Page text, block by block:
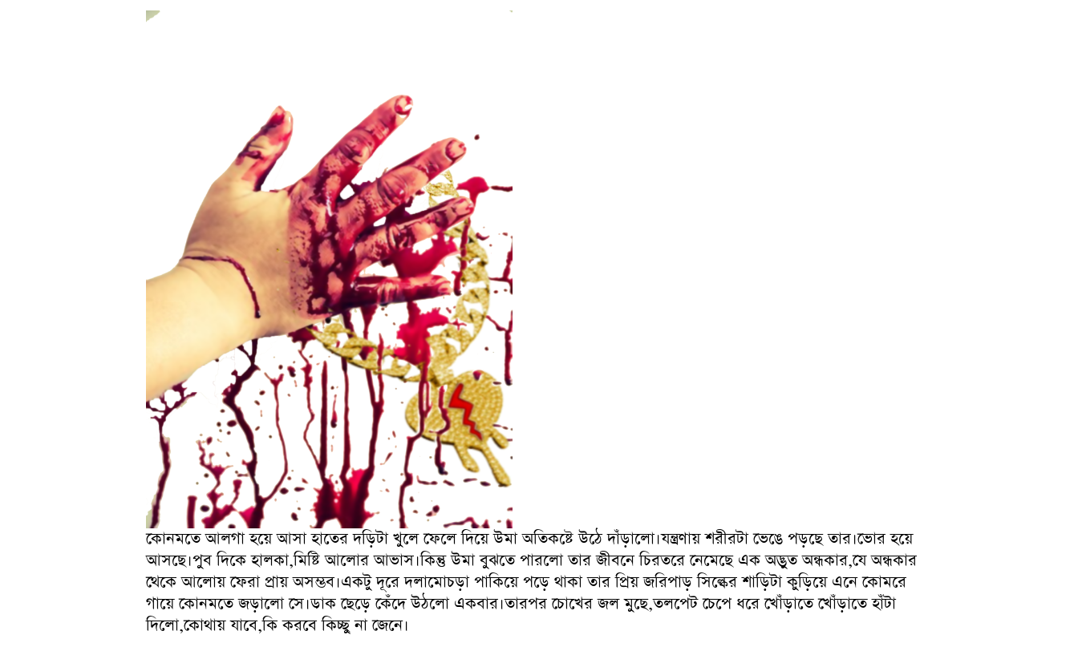
কোনমতে আলগা হয়ে আসা হাতের দড়িটা খুলে ফেলে দিয়ে উমা অতিকষ্টে উঠে দাঁড়ালো।যন্ত্রণায় শরীরটা ভেঙে পড়ছে তার।ভোর হয়ে
আসছে।পুব দিকে হালকা,মিষ্টি আলোর আভাস।কিন্তু উমা বুঝতে পারলো তার জীবনে চিরতরে নেমেছে এক অদ্ভুত অন্ধকার,যে অন্ধকার
থেকে আলোয় ফেরা প্রায় অসম্ভব।একটু দূরে দলামোচড়া পাকিয়ে পড়ে থাকা তার প্রিয় জরিপাড় সিল্কের শাড়িটা কুড়িয়ে এনে কোমরে
গায়ে কোনমতে জড়ালো সে।ডাক ছেড়ে কেঁদে উঠলো একবার।তারপর চোখের জল মুছে,তলপেট চেপে ধরে খোঁড়াতে খোঁড়াতে হাঁটা
দিলো,কোথায় যাবে,কি করবে কিচ্ছু না জেনে।